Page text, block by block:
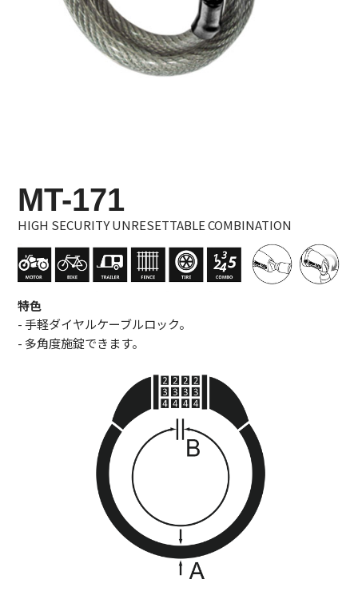
MT-171
HIGH SECURITY UNRESETTABLE COMBINATION
特色
- 手軽ダイヤルケーブルロック。
- 多角度施錠できます。